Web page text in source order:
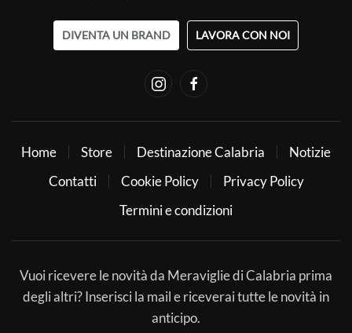
DIVENTA UN BRAND LAVORA CON NOI
Home Store Destinazione Calabria
Notizie
Contatti
Cookie Policy
Privacy Policy
Termini e condizioni
Vuoi ricevere le novità da Meraviglie di Calabria prima
degli altri? Inserisci la mail e riceverai tutte le novità in
anticipo.